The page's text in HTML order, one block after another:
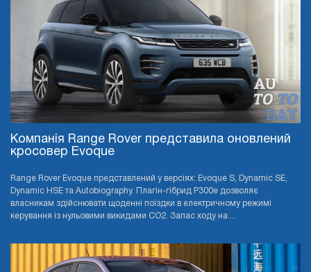
Компанія Range Rover представила оновлений
кросовер Evoque
Range Rover Evoque представлений у версіях: Evoque S, Dynamic SE,
Dynamic HSE та Autobiography. Плагін-гібрид P300e дозволяє
власникам здійснювати щоденні поїздки в електричному режимі
керування із нульовими викидами CO2. Запас ходу на ...